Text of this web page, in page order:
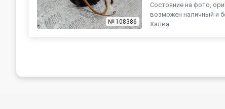
№ 108386
Состояние на фото,
возможен наличный и
Халва